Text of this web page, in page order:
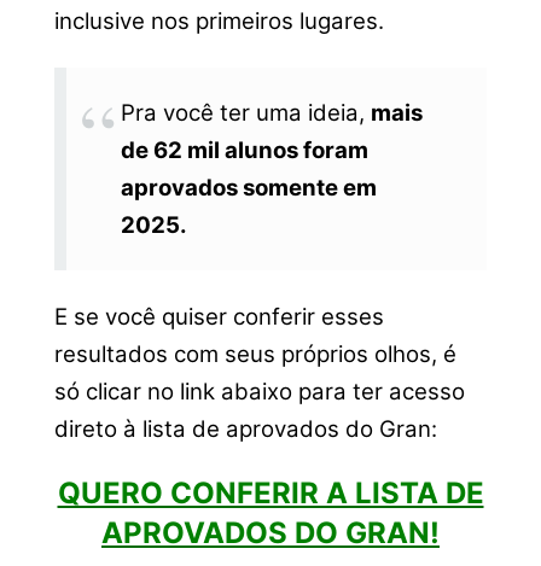
inclusive nos primeiros lugares.
Pra você ter uma ideia, mais
de 62 mil alunos foram
aprovados somente em
2025.
E se você quiser conferir esses
resultados com seus próprios olhos, é
só clicar no link abaixo para ter acesso
direto à lista de aprovados do Gran:
QUERO CONFERIR A LISTA DE
APROVADOS DO GRAN!